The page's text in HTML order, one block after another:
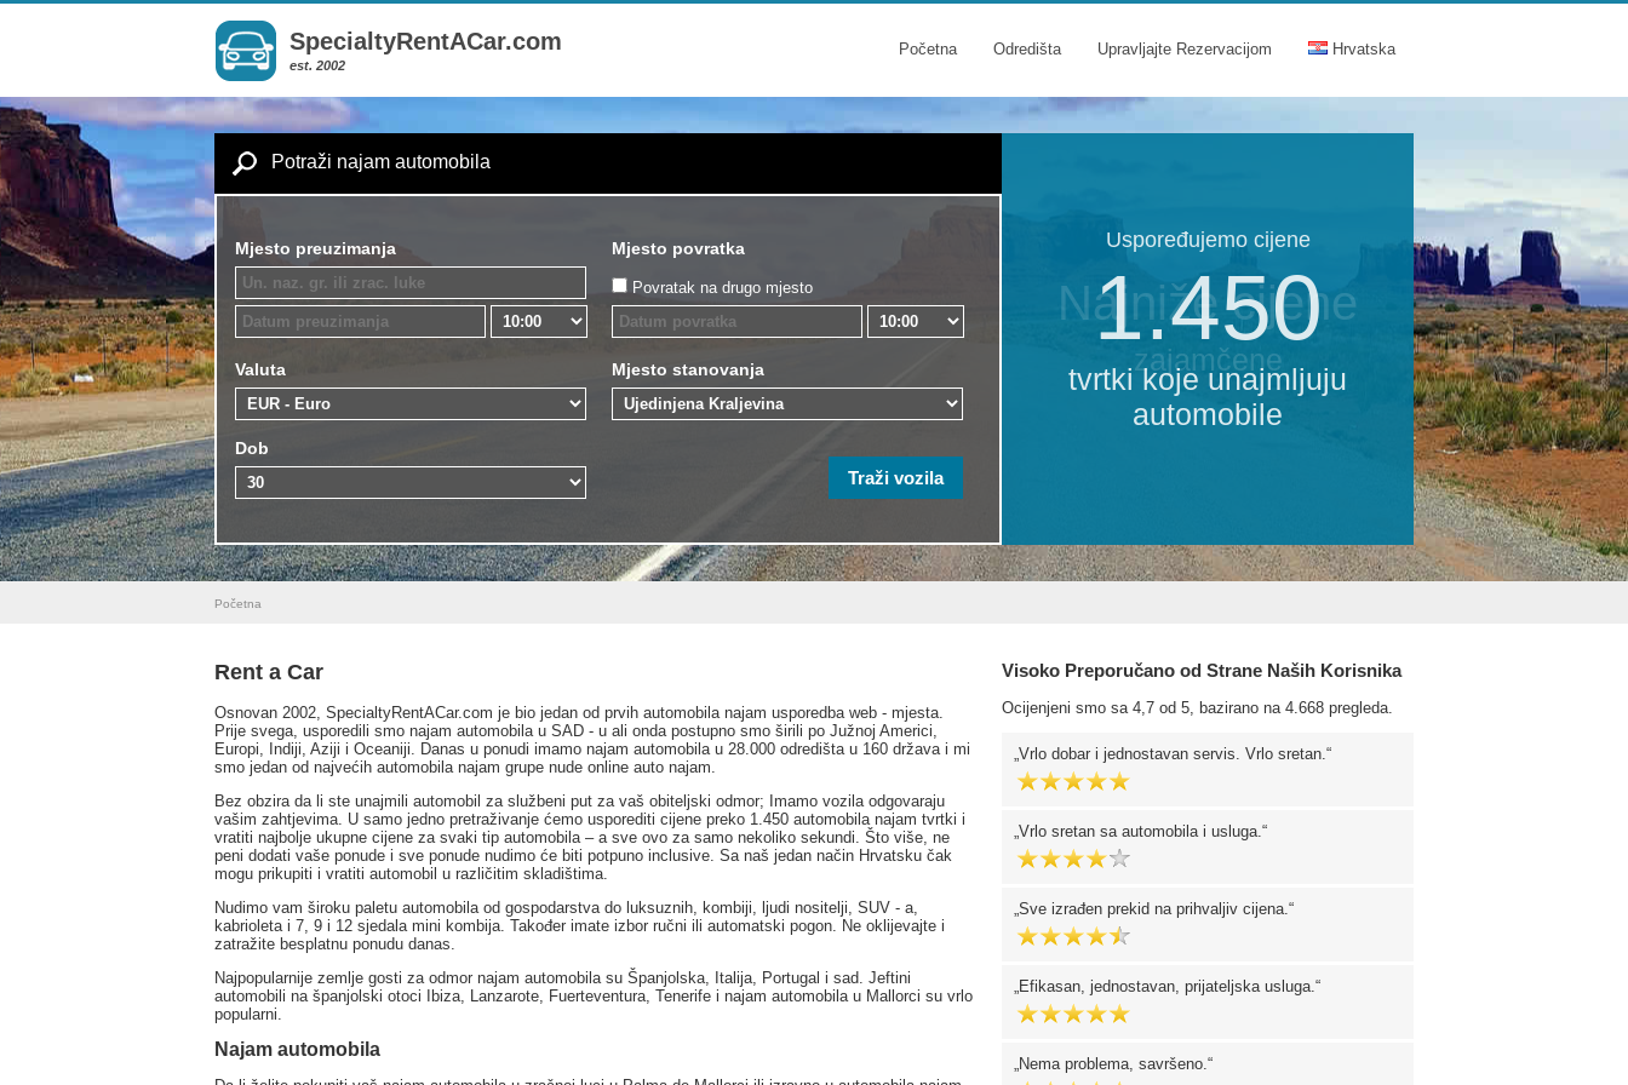
SpecialtyRentACar.com
est. 2002
Početna Odredišta Upravljajte Rezervacijom Hrvatska
Potraži najam automobila
Mjesto preuzimanja Mjesto povratka
Povratak na drugo mjesto
Valuta Mjesto stanovanja
Dob
Uspoređujemo cijene
1.450
tvrtki koje unajmljuju
automobile
Najniže cijene
zajamčene
Početna
Rent a Car
Osnovan 2002, SpecialtyRentACar.com je bio jedan od prvih automobila najam usporedba web - mjesta.
Prije svega, usporedili smo najam automobila u SAD - u ali onda postupno smo širili po Južnoj Americi,
Europi, Indiji, Aziji i Oceaniji. Danas u ponudi imamo najam automobila u 28.000 odredišta u 160 država i mi
smo jedan od najvećih automobila najam grupe nude online auto najam.
Bez obzira da li ste unajmili automobil za službeni put za vaš obiteljski odmor; Imamo vozila odgovaraju
vašim zahtjevima. U samo jedno pretraživanje ćemo usporediti cijene preko 1.450 automobila najam tvrtki i
vratiti najbolje ukupne cijene za svaki tip automobila – a sve ovo za samo nekoliko sekundi. Što više, ne
peni dodati vaše ponude i sve ponude nudimo će biti potpuno inclusive. Sa naš jedan način Hrvatsku čak
mogu prikupiti i vratiti automobil u različitim skladištima.
Nudimo vam široku paletu automobila od gospodarstva do luksuznih, kombiji, ljudi nositelji, SUV - a,
kabrioleta i 7, 9 i 12 sjedala mini kombija. Također imate izbor ručni ili automatski pogon. Ne oklijevajte i
zatražite besplatnu ponudu danas.
Najpopularnije zemlje gosti za odmor najam automobila su Španjolska, Italija, Portugal i sad. Jeftini
automobili na španjolski otoci Ibiza, Lanzarote, Fuerteventura, Tenerife i najam automobila u Mallorci su vrlo
popularni.
Najam automobila
Visoko Preporučano od Strane Naših Korisnika
Ocijenjeni smo sa 4,7 od 5, bazirano na 4.668 pregleda.
Vrlo dobar i jednostavan servis. Vrlo sretan.
Vrlo sretan sa automobila i usluga.
Sve izrađen prekid na prihvaljiv cijena.
Efikasan, jednostavan, prijateljska usluga.
Nema problema, savršeno.